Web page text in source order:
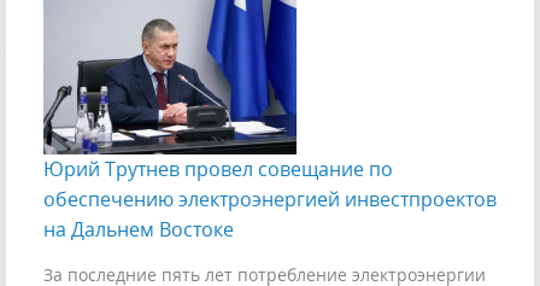
Юрий Трутнев провел совещание по
обеспечению электроэнергией инвестпроектов
на Дальнем Востоке
За последние пять лет потребление электроэнергии